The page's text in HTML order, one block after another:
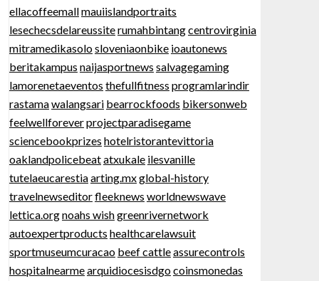
ellacoffeemallmauiislandportraits
lesechecsdelareussiterumahbintangcentrovirginia
mitramedikasolosloveniaonbike ioautonews
beritakampus naijasportnews salvagegaming
lamorenetaeventos thefullfitness programlarindir
rastamawalangsari bearrockfoods bikersonweb
feelwellforeverprojectparadisegame
sciencebookprizes hotelristorantevittoria
oaklandpolicebeatatxukale ilesvanille
tutelaeucarestiaarting.mxglobal-history
travelnewseditorfleeknews worldnewswave
lettica.orgnoahs wishgreenrivernetwork
autoexpertproducts healthcarelawsuit
sportmuseumcuracao beef cattleassurecontrols
hospitalnearmearquidiocesisdgocoinsmonedas